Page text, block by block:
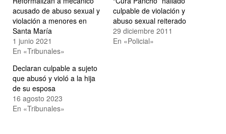
acusado de abuso sexual y
violación a menores en
Santa María
1 junio 2021
En «Tribunales»
culpable de violación y
abuso sexual reiterado
29 diciembre 2011
En «Policial»
Declaran culpable a sujeto
que abusó y violó a la hija
de su esposa
16 agosto 2023
En «Tribunales»